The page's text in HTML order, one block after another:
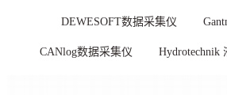
DEWESOFT数据采集仪
CANlog数据采集仪 Hydrotechnik